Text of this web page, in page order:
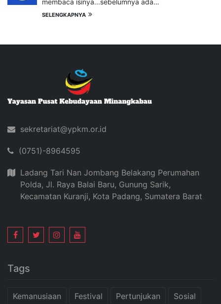
SELENGKAPNYA
sekretariat@ypkm.or.id
(0751)-8964595
Ladang Tari Nan Jombang Belakang Perumahan
Polda, Jl. Raya Balai Baru, Gunung Sarik,
Kecamatan Kuranji, Kota Padang, Sumatera Barat
Tags
Kemanusiaan Festival Pertunjukan Sosial